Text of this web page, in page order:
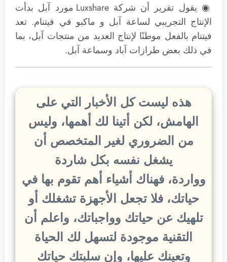
◉ يقول تقرير أن شركة Luxshare مورد آبل بدأت
الإنتاج التجريبي لساعة آبل و ماكبو في فيتنام. تعد
فيتنام بالفعل موطنًا لإنتاج العديد من منتجات آبل، بما
في ذلك بعض طرازات آباد وسماعة آبل.
هذه ليست كل الأخبار التي على
الهامش، لكن أتينا لك أهمها، وليس
من الضروري لغير المتخصص أن
يشغل نفسه بكل شاردة
وواردة، فهناك أشياء أهم تقوم بها في
حياتك، فلا تجعل الأجهزة تشغلك أو
تلهيك عن حياتك وواجباتك، واعلم أن
التقنية موجودة لتسهل لك الحياة
وتعينك عليها، وإن سلبتك حياتك